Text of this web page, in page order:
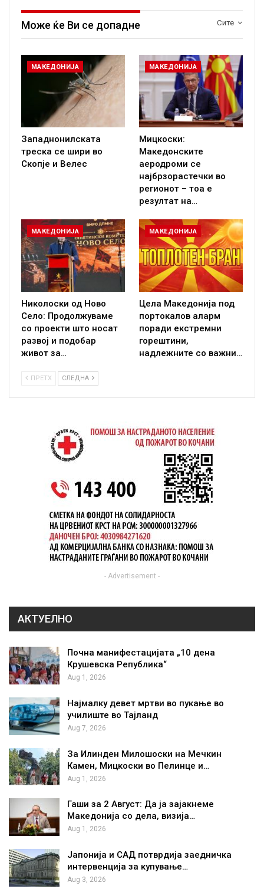
Сите
Може ќе Ви се допадне
МАКЕДОНИЈА
Западнонилската
треска се шири во
Скопје и Велес
МАКЕДОНИЈА
Мицкоски:
Македонските
аеродроми се
најбрзорастечки во
регионот – тоа е
резултат на…
МАКЕДОНИЈА
Николоски од Ново
Село: Продолжуваме
со проекти што носат
развој и подобар
живот за…
МАКЕДОНИЈА
Цела Македонија под
портокалов аларм
поради екстремни
горештини,
надлежните со важни…
ПРЕТХ СЛЕДНА
- Advertisement -
АКТУЕЛНО
Почна манифестацијата „10 дена
Крушевска Република“
Aug 1, 2026
Најмалку девет мртви во пукање во
училиште во Тајланд
Aug 7, 2026
За Илинден Милошоски на Мечкин
Камен, Мицкоски во Пелинце и…
Aug 1, 2026
Гаши за 2 Август: Да ја зајакнеме
Македонија со дела, визија…
Aug 1, 2026
Јапонија и САД потврдија заедничка
интервенција за купување…
Aug 3, 2026